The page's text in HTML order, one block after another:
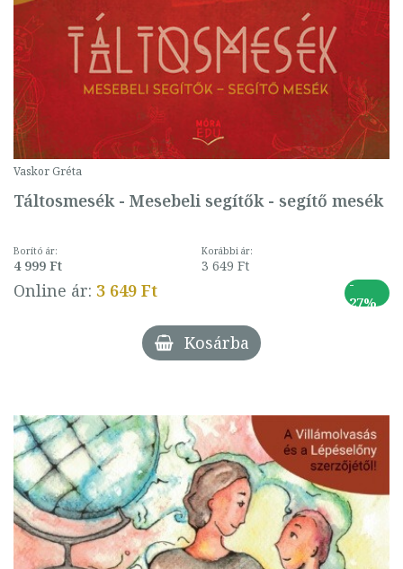
Vaskor Gréta
Táltosmesék - Mesebeli segítők - segítő mesék
Borító ár:
4 999 Ft
Korábbi ár:
3 649 Ft
Online ár: 3 649 Ft
-
27%
Kosárba